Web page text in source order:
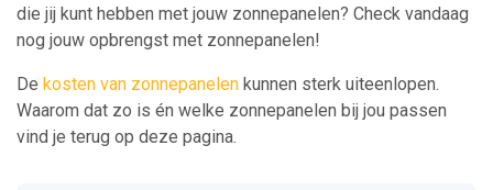
die jij kunt hebben met jouw zonnepanelen? Check vandaag
nog jouw opbrengst met zonnepanelen!
De kosten van zonnepanelen kunnen sterk uiteenlopen.
Waarom dat zo is én welke zonnepanelen bij jou passen
vind je terug op deze pagina.